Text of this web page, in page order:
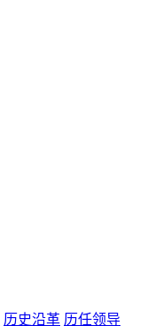
历史沿革 历任领导